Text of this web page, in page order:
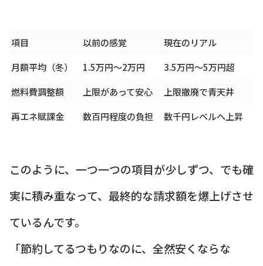
項目 以前の感覚
現在のリアル
月額平均（冬）
1.5万円〜2万円
3.5万円〜5万円超
燃料費調整額
上限があって安心
上限撤廃で青天井
再エネ賦課金
数百円程度の負担 数千円レベルへ上昇
このように、一つ一つの項目が少しずつ、でも確
実に積み重なって、最終的な請求額を爆上げさせ
ているんです。
「節約してるつもりなのに、全然安くならな